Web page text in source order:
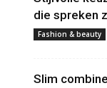
die spreken
Fashion & beauty
Slim